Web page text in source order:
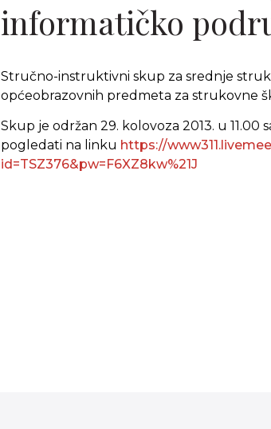
informatičko
Stručno-instruktivni skup za srednje
općeobrazovnih predmeta za strukovne
Skup je održan 29. kolovoza 2013. u
pogledati na linku https://
id=TSZ376&pw=F6XZ8kw%21J